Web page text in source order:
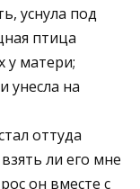
уснула под
птица
у матери;
унесла на
оттуда
ли его мне
он вместе с